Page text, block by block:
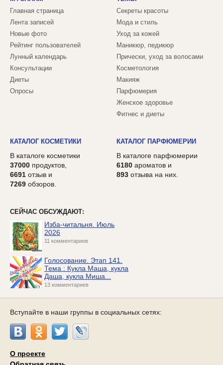
Главная страница
Лента записей
Новые фото
Рейтинг пользователей
Лунный календарь
Консультации
Диеты
Опросы
Секреты красоты
Мода и стиль
Уход за кожей
Маникюр, педикюр
Прически, уход за волосами
Косметология
Макияж
Парфюмерия
Женское здоровье
Фитнес и диеты
КАТАЛОГ КОСМЕТИКИ
В каталоге косметики
37000 продуктов,
6691 отзыв и
7269 обзоров.
КАТАЛОГ ПАРФЮМЕРИИ
В каталоге парфюмерии
6180 ароматов и
893 отзыва на них.
СЕЙЧАС ОБСУЖДАЮТ:
Изба-читальня. Июль
2026
11 комментариев
Голосование. Этап 141.
Тема : Кукла Маша, кукла
Даша, кукла Миша...
13 комментариев
Вступайте в наши группы в социальных сетях:
О проекте